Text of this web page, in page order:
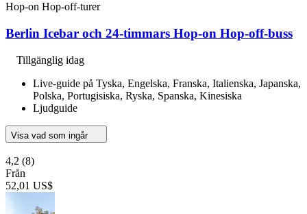
Hop-on Hop-off-turer
Berlin Icebar och 24-timmars Hop-on Hop-off-buss
Tillgänglig idag
Live-guide på Tyska, Engelska, Franska, Italienska, Japanska,
Polska, Portugisiska, Ryska, Spanska, Kinesiska
Ljudguide
Visa vad som ingår
4,2 (8)
Från
52,01 US$